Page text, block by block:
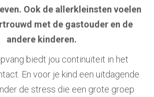
Ook de allerkleinsten voelen
met de gastouder en de
andere kinderen.
biedt jou continuïteit in het
En voor je kind een uitdagende
de stress die een grote groep